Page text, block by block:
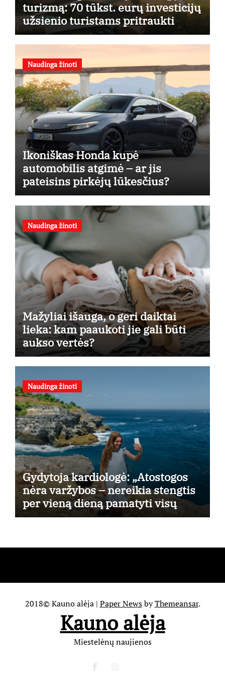
turizmą: 70 tūkst. eurų investicijų
užsienio turistams pritraukti
Naudinga žinoti
Ikoniškas Honda kupė
automobilis atgimė – ar jis
pateisins pirkėjų lūkesčius?
Naudinga žinoti
Mažyliai išauga, o geri daiktai
lieka: kam paaukoti jie gali būti
aukso vertės?
Naudinga žinoti
Gydytoja kardiologė: „Atostogos
nėra varžybos – nereikia stengtis
per vieną dieną pamatyti visų
lankytinų vietų“
2018© Kauno alėja | Paper NewsbyThemeansar.
Kauno alėja
Miestelėnų naujienos